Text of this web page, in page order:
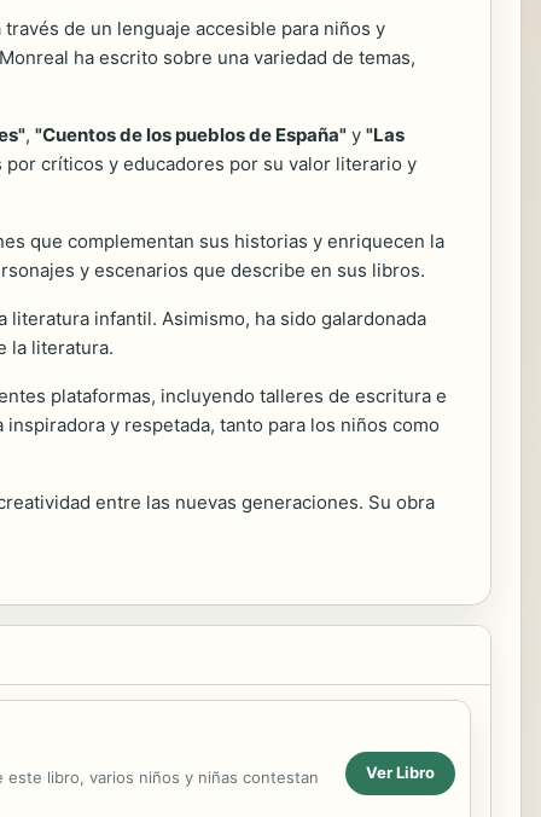
de un lenguaje accesible para niños y
ha escrito sobre una variedad de temas,
, "Cuentos de los pueblos de España" y "Las
críticos y educadores por su valor literario y
que complementan sus historias y enriquecen la
y escenarios que describe en sus libros.
infantil. Asimismo, ha sido galardonada
la literatura.
plataformas, incluyendo talleres de escritura e
y respetada, tanto para los niños como
entre las nuevas generaciones. Su obra
este libro, varios niños y niñas contestan Ver Libro